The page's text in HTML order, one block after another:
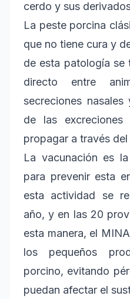
cerdo y sus
La peste porcina
que no tiene cura y
de esta patología se
directo entre
secreciones
de las
propagar a través del
La vacunación es
para prevenir esta
esta actividad se
año, y en las 20
esta manera, el
los pequeños
porcino, evitando
puedan afectar el